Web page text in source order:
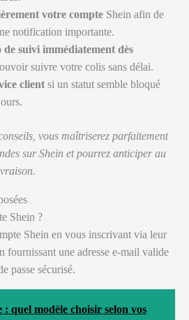
votre compte Shein afin de
notification importante.
suivi immédiatement dès
suivre votre colis sans délai.
client si un statut semble bloqué
vous maîtriserez parfaitement
sur Shein et pourrez anticiper au
Shein ?
Shein en vous inscrivant via leur
fournissant une adresse e-mail valide
passe sécurisé.
quel modèle choisir selon vos